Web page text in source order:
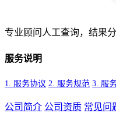
专业顾问人工查询，结果
服务说明
1. 服务协议 2. 服务规范 3. 服
公司简介 公司资质 常见问